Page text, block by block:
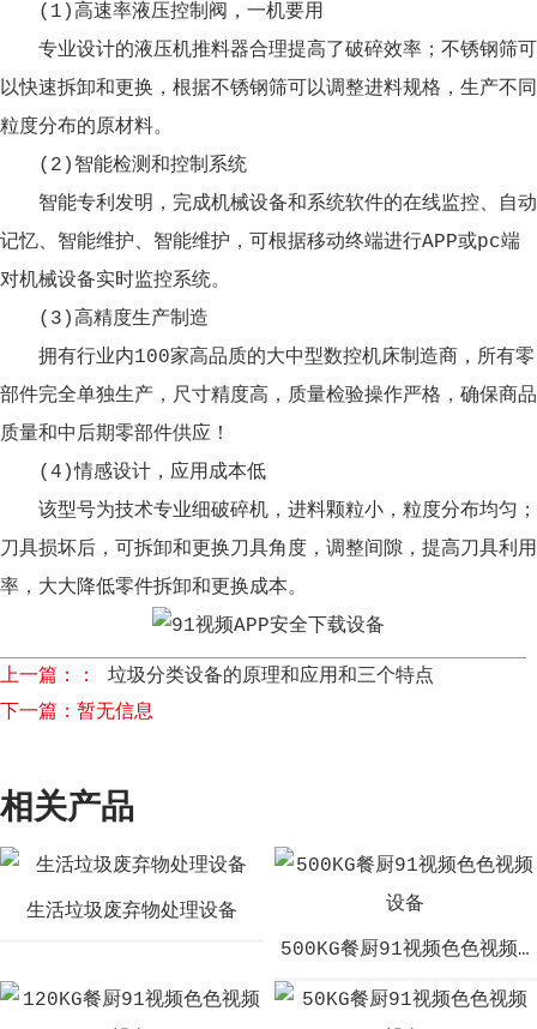
(1)高速率液压控制阀，一机要用
专业设计的液压机推料器合理提高了破碎效率；不锈钢筛可
以快速拆卸和更换，根据不锈钢筛可以调整进料规格，生产不同
粒度分布的原材料。
(2)智能检测和控制系统
智能专利发明，完成机械设备和系统软件的在线监控、自动
记忆、智能维护、智能维护，可根据移动终端进行APP或pc端
对机械设备实时监控系统。
(3)高精度生产制造
拥有行业内100家高品质的大中型数控机床制造商，所有零
部件完全单独生产，尺寸精度高，质量检验操作严格，确保商品
质量和中后期零部件供应！
(4)情感设计，应用成本低
该型号为技术专业细破碎机，进料颗粒小，粒度分布均匀；
刀具损坏后，可拆卸和更换刀具角度，调整间隙，提高刀具利用
率，大大降低零件拆卸和更换成本。
上一篇：： 垃圾分类设备的原理和应用和三个特点
下一篇：暂无信息
相关产品
生活垃圾废弃物处理设备
500KG餐厨91视频色色视频